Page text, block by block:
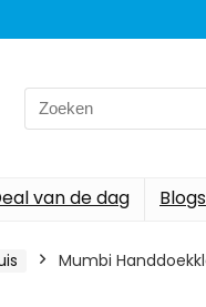
Search
for:
van de dag Blogs
Mumbi